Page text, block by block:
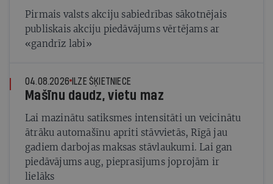
Pirmais valsts akciju sabiedrības sākotnējais
publiskais akciju piedāvājums vērtējams ar
«gandrīz labi»
04.08.2026 ILZE ŠĶIETNIECE
Mašīnu daudz, vietu maz
Lai mazinātu satiksmes intensitāti un veicinātu
ātrāku automašīnu apriti stāvvietās, Rīgā jau
gadiem darbojas maksas stāvlaukumi. Lai gan
piedāvājums aug, pieprasījums joprojām ir
lielāks